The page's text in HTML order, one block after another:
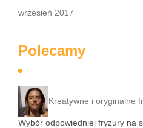
wrzesień 2017
Polecamy
Kreatywne i oryginalne
Wybór odpowiedniej fryzury na